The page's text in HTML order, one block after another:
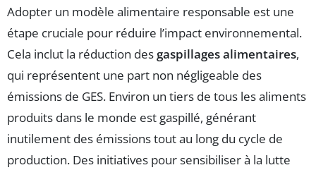
Adopter un modèle alimentaire responsable est une
étape cruciale pour réduire l’impact environnemental.
Cela inclut la réduction des gaspillages alimentaires,
qui représentent une part non négligeable des
émissions de GES. Environ un tiers de tous les aliments
produits dans le monde est gaspillé, générant
inutilement des émissions tout au long du cycle de
production. Des initiatives pour sensibiliser à la lutte